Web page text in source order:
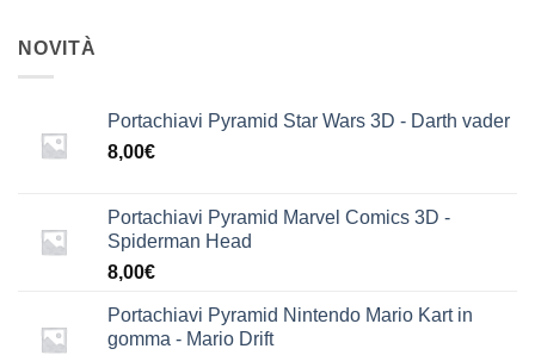
NOVITÀ
Portachiavi Pyramid Star Wars 3D - Darth vader
8,00€
Portachiavi Pyramid Marvel Comics 3D -
Spiderman Head
8,00€
Portachiavi Pyramid Nintendo Mario Kart in
gomma - Mario Drift